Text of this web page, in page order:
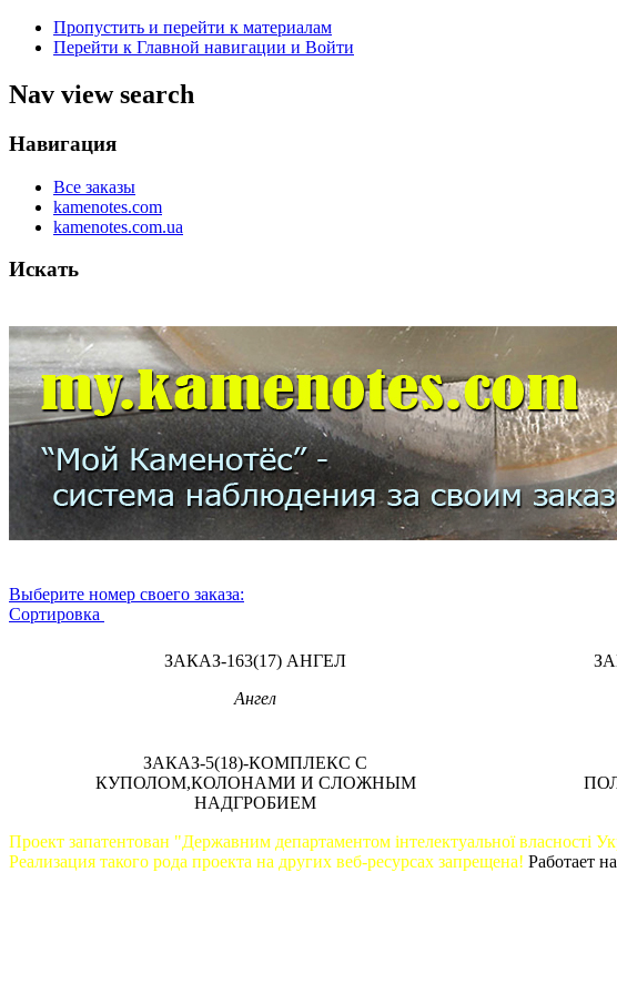
Пропустить и перейти к материалам
Перейти к Главной навигации и Войти
Nav view search
Навигация
Все заказы
kamenotes.com
kamenotes.com.ua
Искать
Выберите номер своего заказа:
Сортировка
ЗАКАЗ-163(17) АНГЕЛ
Ангел
ЗАКАЗ-5(18)-КОМПЛЕКС С
КУПОЛОМ,КОЛОНАМИ И СЛОЖНЫМ
НАДГРОБИЕМ
Проект запатентован "Державним департаментом інтелектуальної власності
Реализация такого рода проекта на других веб-ресурсах запрещена! Работает на